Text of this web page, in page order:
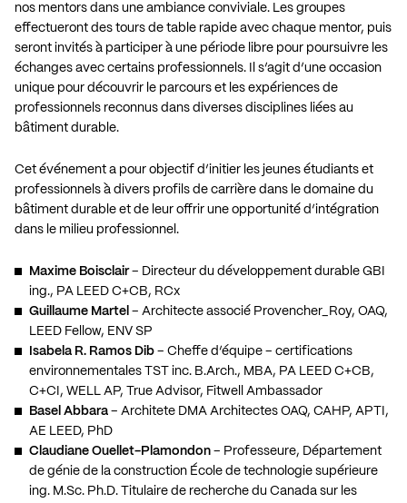
nos mentors dans une ambiance conviviale. Les groupes
effectueront des tours de table rapide avec chaque mentor, puis
seront invités à participer à une période libre pour poursuivre les
échanges avec certains professionnels. Il s’agit d’une occasion
unique pour découvrir le parcours et les expériences de
professionnels reconnus dans diverses disciplines liées au
bâtiment durable.
Cet événement a pour objectif d’initier les jeunes étudiants et
professionnels à divers profils de carrière dans le domaine du
bâtiment durable et de leur offrir une opportunité d’intégration
dans le milieu professionnel.
Maxime Boisclair– Directeur du développement durable GBI
ing., PA LEED C+CB, RCx
Guillaume Martel – Architecte associé Provencher_Roy, OAQ,
LEED Fellow, ENV SP
Isabela R. Ramos Dib – Cheffe d’équipe – certifications
environnementales TST inc. B.Arch., MBA, PA LEED C+CB,
C+CI, WELL AP, True Advisor, Fitwell Ambassador
Basel Abbara – Architete DMA Architectes OAQ, CAHP, APTI,
AE LEED, PhD
Claudiane Ouellet-Plamondon – Professeure, Département
de génie de la construction École de technologie supérieure
ing. M.Sc. Ph.D. Titulaire de recherche du Canada sur les